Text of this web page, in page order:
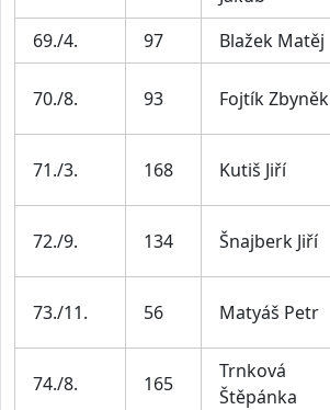
69./4.
97 Blažek Matěj
70./8. 93 Fojtík Zbyněk
71./3. 168 Kutiš Jiří
72./9. 134 Šnajberk Jiří
73./11. 56 Matyáš Petr
74./8. 165
Trnková
Štěpánka